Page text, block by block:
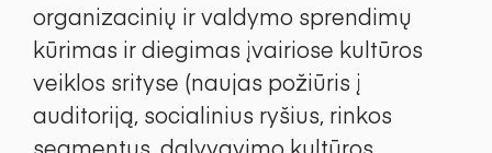
organizacinių ir valdymo sprendimų
kūrimas ir diegimas įvairiose kultūros
veiklos srityse (naujas požiūris į
auditoriją, socialinius ryšius, rinkos